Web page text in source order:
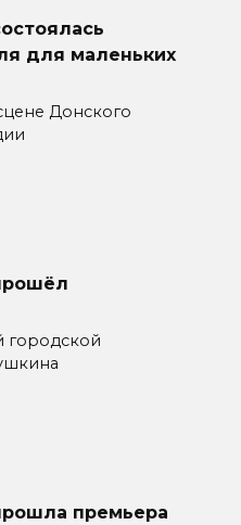
для маленьких
Донского
городской
премьера